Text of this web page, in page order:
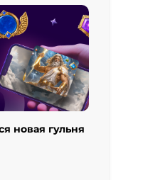
новая гульня